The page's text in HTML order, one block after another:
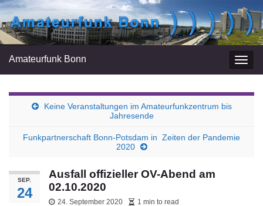
Amateurfunk Bonn
Keine Veranstaltungen im Amateurfunkzentrum bis
Jahresende
Funkpartnerschaft Bonn-Potsdam in Zeiten der Pandemie
2020
SEP.
24
Ausfall offizieller OV-Abend am
02.10.2020
24. September 2020 1 min to read